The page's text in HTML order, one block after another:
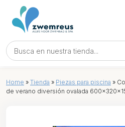
Home » Tienda » Piezas para piscina »
de verano diversión ovalada